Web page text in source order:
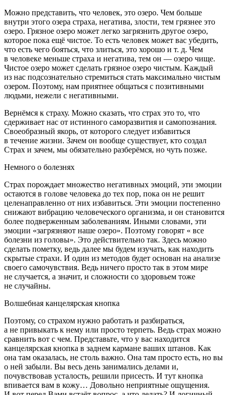
Можно представить, что человек, это озеро. Чем больше
внутри этого озера страха, негатива, злости, тем грязнее это
озеро. Грязное озеро может легко загрязнить другое озеро,
которое пока ещё чистое. То есть человек может вас убедить,
что есть чего бояться, что злиться, это хорошо и т. д. Чем
в человеке меньше страха и негатива, тем он — озеро чище.
Чистое озеро может сделать грязное озеро чистым. Каждый
из нас подсознательно стремиться стать максимально чистым
озером. Поэтому, нам приятнее общаться с позитивными
людьми, нежели с негативными.
Вернёмся к страху. Можно сказать, что страх это то, что
сдерживает нас от истинного саморазвития и самопознания.
Своеобразный якорь, от которого следует избавиться
в течение жизни. Зачем он вообще существует, кто создал
Страх и зачем, мы обязательно разберёмся, но чуть позже.
Немного о болезнях
Страх порождает множество негативных эмоций, эти эмоции
остаются в голове человека до тех пор, пока он не решит
целенаправленно от них избавиться. Эти эмоции постепенно
снижают вибрацию человеческого организма, и он становится
более подверженным заболеваниям. Иными словами, эти
эмоции «загрязняют наше озеро». Поэтому говорят « все
болезни из головы». Это действительно так. Здесь можно
сделать пометку, ведь далее мы будем изучать, как находить
скрытые страхи. И один из методов будет основан на анализе
своего самочувствия. Ведь ничего просто так в этом мире
не случается, а значит, и сложности со здоровьем тоже
не случайны.
Волшебная канцелярская кнопка
Поэтому, со страхом нужно работать и разбираться,
а не привыкать к нему или просто терпеть. Ведь страх можно
сравнить вот с чем. Представьте, что у вас находится
канцелярская кнопка в заднем кармане ваших штанов. Как
она там оказалась, не столь важно. Она там просто есть, но вы
о ней забыли. Вы весь день занимались делами и,
почувствовав усталость, решили присесть. И тут кнопка
впивается вам в кожу… Довольно неприятные ощущения.